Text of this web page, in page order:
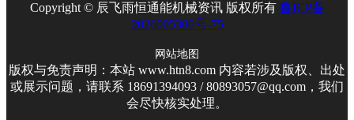
Copyright © 辰飞雨恒通能机械资讯 版权所有 鲁ICP备
2026005306号-75
网站地图
版权与免责声明：本站 www.htn8.com 内容若涉及版权、出处
或展示问题，请联系 18691394093 / 80893057@qq.com，我们
会尽快核实处理。